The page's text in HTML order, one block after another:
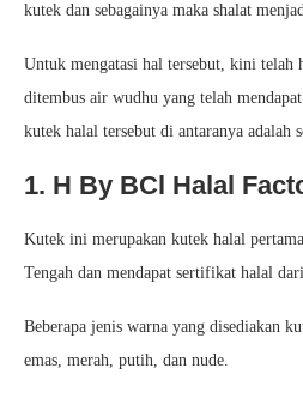
kutek dan sebagainya maka shalat
Untuk mengatasi hal tersebut, kini telah
ditembus air wudhu yang telah
kutek halal tersebut di antaranya adalah
1. H By BCl Halal
Kutek ini merupakan kutek halal
Tengah dan mendapat sertifikat halal
Beberapa jenis warna yang disediakan
emas, merah, putih, dan nude.